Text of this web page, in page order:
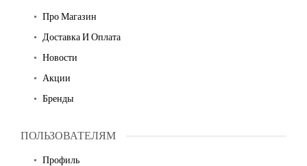
Про Магазин
Доставка И Оплата
Новости
Акции
Бренды
ПОЛЬЗОВАТЕЛЯМ
Профиль